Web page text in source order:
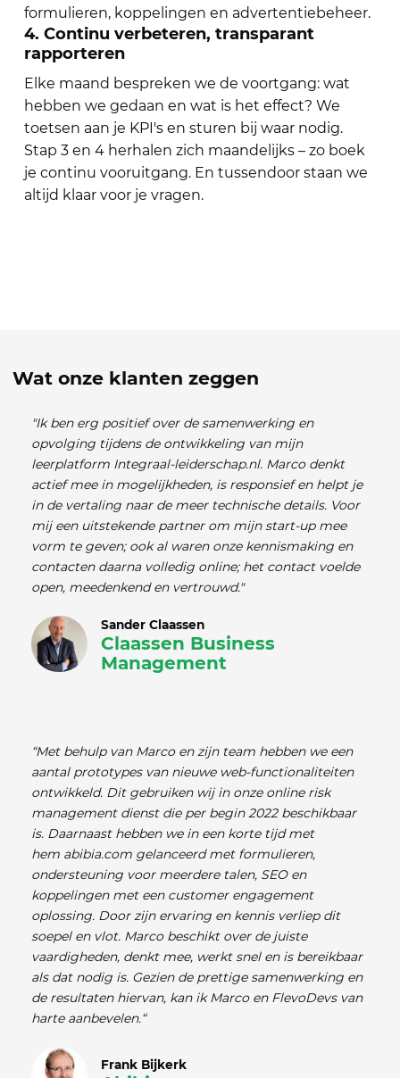
formulieren, koppelingen en advertentiebeheer.
4. Continu verbeteren, transparant
rapporteren
Elke maand bespreken we de voortgang: wat
hebben we gedaan en wat is het effect? We
toetsen aan je KPI's en sturen bij waar nodig.
Stap 3 en 4 herhalen zich maandelijks – zo boek
je continu vooruitgang. En tussendoor staan we
altijd klaar voor je vragen.
Wat onze klanten zeggen
"Ik ben erg positief over de samenwerking en
opvolging tijdens de ontwikkeling van mijn
leerplatform Integraal-leiderschap.nl. Marco denkt
actief mee in mogelijkheden, is responsief en helpt je
in de vertaling naar de meer technische details. Voor
mij een uitstekende partner om mijn start-up mee
vorm te geven; ook al waren onze kennismaking en
contacten daarna volledig online; het contact voelde
open, meedenkend en vertrouwd."
Sander Claassen
Claassen Business
Management
“Met behulp van Marco en zijn team hebben we een
aantal prototypes van nieuwe web-functionaliteiten
ontwikkeld. Dit gebruiken wij in onze online risk
management dienst die per begin 2022 beschikbaar
is. Daarnaast hebben we in een korte tijd met
hem abibia.com gelanceerd met formulieren,
ondersteuning voor meerdere talen, SEO en
koppelingen met een customer engagement
oplossing. Door zijn ervaring en kennis verliep dit
soepel en vlot. Marco beschikt over de juiste
vaardigheden, denkt mee, werkt snel en is bereikbaar
als dat nodig is. Gezien de prettige samenwerking en
de resultaten hiervan, kan ik Marco en FlevoDevs van
harte aanbevelen.“
Frank Bijkerk